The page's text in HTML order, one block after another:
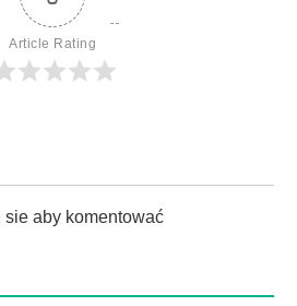
Article Rating
sie aby komentować